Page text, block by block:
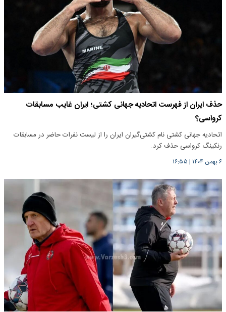
حذف ایران از فهرست اتحادیه جهانی کشتی؛ ایران غایب مسابقات
کرواسی؟
اتحادیه جهانی کشتی نام کشتی‌گیران ایران را از لیست نفرات حاضر در مسابقات
رنکینگ کرواسی حذف کرد.
۶ بهمن ۱۴۰۴ | ۱۶:۵۵